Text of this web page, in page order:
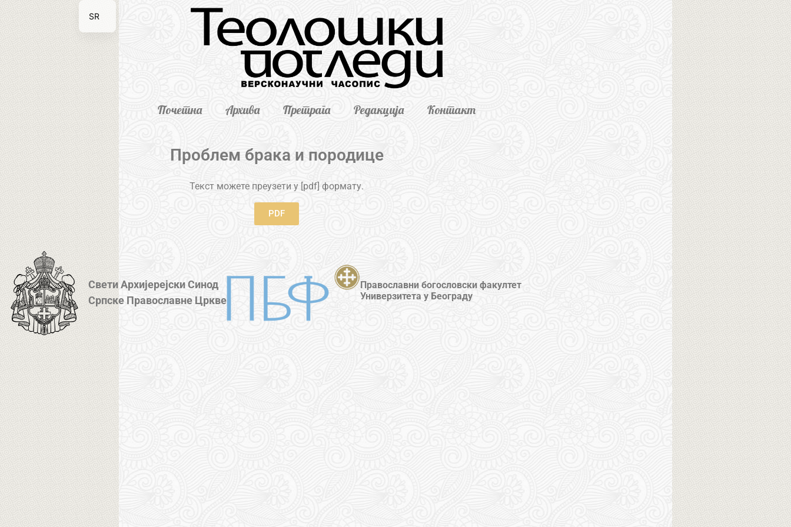
Почетна Архива Претрага Редакција Контакт
Проблем брака и породице
Текст можете преузети у [pdf] формату.
PDF
Свети Архијерејски Синод
Српске Православне Цркве
Православни богословски факултет
Универзитета у Београду
SR
EN